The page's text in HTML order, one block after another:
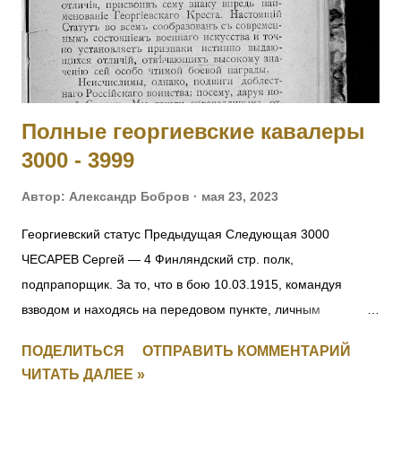
27.09.1915. 5010 ОБЕДЗИНСКИЙ Игнатий — 126 пех.
Рыльский полк, пулеметная команда, ст. унтер-офицер. За
отличие в бою 27.09.1915. 5011 - 5012 Фамилия не
установлена. 5013 БАММАТОВ Бийглыч — 2 Дагестанский
Полные георгиевские кавалеры
3000 - 3999
Автор: Александр Бобров мая 23, 2023
Георгиевский статус Предыдущая Следующая 3000
ЧЕСАРЕВ Сергей — 4 Финляндский стр. полк,
подпрапорщик. За то, что в бою 10.03.1915, командуя
взводом и находясь на передовом пункте, личным
отбил противника и удержал за собой позицию. [II-8059, III-
52383, IV-53035] 3001 СМИРНОВ Федул — 4 Финляндский
ПОДЕЛИТЬСЯ
ОТПРАВИТЬ КОММЕНТАРИЙ
ЧИТАТЬ ДАЛЕЕ »